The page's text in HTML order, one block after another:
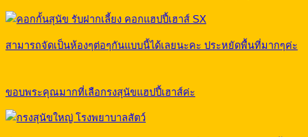
สามารถจัดเป็นห้องๆต่อๆกันแบบนี้ได้เลยนะคะ ประหยัดพื้นที่มากๆค่ะ
ขอบพระคุณมากที่เลือกรงสุนัขแฮปปี้เฮาส์ค่ะ